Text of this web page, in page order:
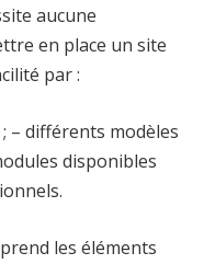
aucune
en place un site
par :
– différents modèles
disponibles
les éléments